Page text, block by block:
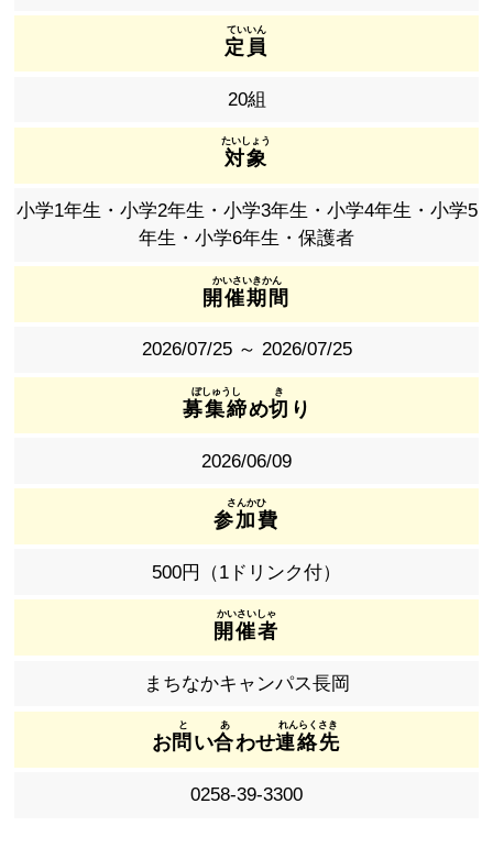
定員
20組
対象
小学1年生・小学2年生・小学3年生・小学4年生・小学5
年生・小学6年生・保護者
開催期間
2026/07/25 ～ 2026/07/25
募集締め切 り
2026/06/09
参加費
500円（1ドリンク付）
開催者
まちなかキャンパス長岡
お問 い合わせ連絡先
0258-39-3300